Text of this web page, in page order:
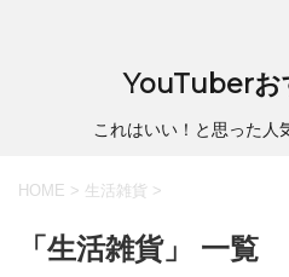
YouTuberお
これはいい！と思った人
HOME > 生活雑貨 >
「生活雑貨」 一覧